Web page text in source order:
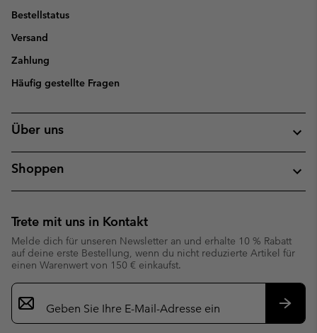
Bestellstatus
Versand
Zahlung
Häufig gestellte Fragen
Über uns
Shoppen
Trete mit uns in Kontakt
Melde dich für unseren Newsletter an und erhalte 10 % Rabatt
auf deine erste Bestellung, wenn du nicht reduzierte Artikel für
einen Warenwert von 150 € einkaufst.
Newsletter-
Anmeldung